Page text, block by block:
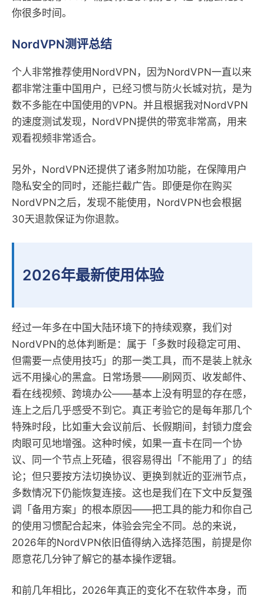
你很多时间。
NordVPN测评总结
个人非常推荐使用NordVPN，因为NordVPN一直以来
都非常注重中国用户，已经习惯与防火长城对抗，是为
数不多能在中国使用的VPN。并且根据我对NordVPN
的速度测试发现，NordVPN提供的带宽非常高，用来
观看视频非常适合。
另外，NordVPN还提供了诸多附加功能，在保障用户
隐私安全的同时，还能拦截广告。即便是你在购买
NordVPN之后，发现不能使用，NordVPN也会根据
30天退款保证为你退款。
2026年最新使用体验
经过一年多在中国大陆环境下的持续观察，我们对
NordVPN的总体判断是：属于「多数时段稳定可用、
但需要一点使用技巧」的那一类工具，而不是装上就永
远不用操心的黑盒。日常场景——刷网页、收发邮件、
看在线视频、跨境办公——基本上没有明显的存在感，
连上之后几乎感受不到它。真正考验它的是每年那几个
特殊时段，比如重大会议前后、长假期间，封锁力度会
肉眼可见地增强。这种时候，如果一直卡在同一个协
议、同一个节点上死磕，很容易得出「不能用了」的结
论；但只要按方法切换协议、更换到就近的亚洲节点，
多数情况下仍能恢复连接。这也是我们在下文中反复强
调「备用方案」的根本原因——把工具的能力和你自己
的使用习惯配合起来，体验会完全不同。总的来说，
2026年的NordVPN依旧值得纳入选择范围，前提是你
愿意花几分钟了解它的基本操作逻辑。
和前几年相比，2026年真正的变化不在软件本身，而